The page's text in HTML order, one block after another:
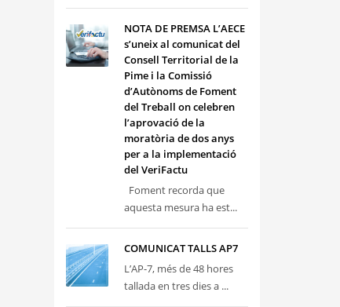
NOTA DE PREMSA L’AECE
s’uneix al comunicat del
Consell Territorial de la
Pime i la Comissió
d’Autònoms de Foment
del Treball on celebren
l’aprovació de la
moratòria de dos anys
per a la implementació
del VeriFactu
Foment recorda que
aquesta mesura ha est...
COMUNICAT TALLS AP7
L’AP-7, més de 48 hores
tallada en tres dies a ...